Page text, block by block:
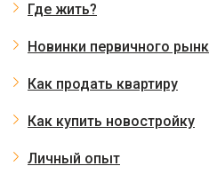
Где жить?
Новинки первичного
Как продать квартиру
Как купить новостройку
Личный опыт